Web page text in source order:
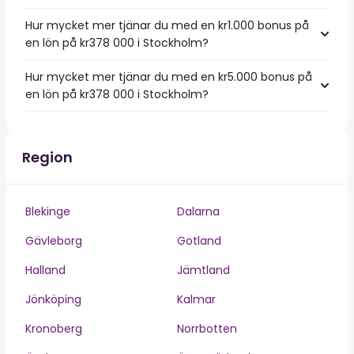
Hur mycket mer tjänar du med en kr1.000 bonus på
en lön på kr378 000 i Stockholm?
Hur mycket mer tjänar du med en kr5.000 bonus på
en lön på kr378 000 i Stockholm?
Region
Blekinge
Dalarna
Gävleborg
Gotland
Halland
Jämtland
Jönköping
Kalmar
Kronoberg
Norrbotten